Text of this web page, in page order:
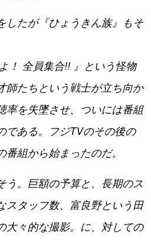
したが『ひょうきん族』もそ
！ 全員集合!! 』という怪物
師たちという戦士が立ち向か
率を失墜させ、ついには番組
である。フジTVのその後の
組から始まったのだ。
う。巨額の予算と、長期のス
スタッフ数、富良野という田
大々的な撮影。に、対しての